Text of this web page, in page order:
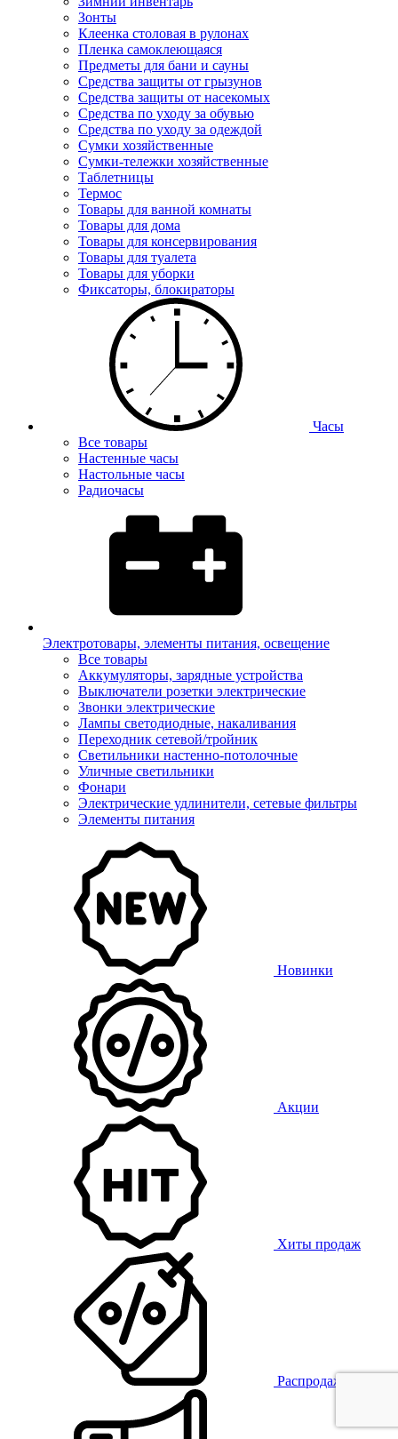
Зонты
Клеенка столовая в рулонах
Пленка самоклеющаяся
Предметы для бани и сауны
Средства защиты от грызунов
Средства защиты от насекомых
Средства по уходу за обувью
Средства по уходу за одеждой
Сумки хозяйственные
Сумки-тележки хозяйственные
Таблетницы
Термос
Товары для ванной комнаты
Товары для дома
Товары для консервирования
Товары для туалета
Товары для уборки
Фиксаторы, блокираторы
Часы
Все товары
Настенные часы
Настольные часы
Радиочасы
Электротовары, элементы питания, освещение
Все товары
Аккумуляторы, зарядные устройства
Выключатели розетки электрические
Звонки электрические
Лампы светодиодные, накаливания
Переходник сетевой/тройник
Светильники настенно-потолочные
Уличные светильники
Фонари
Электрические удлинители, сетевые фильтры
Элементы питания
Новинки
Акции
Хиты продаж
Распродажа